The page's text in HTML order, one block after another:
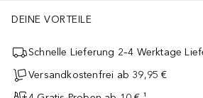
DEINE VORTEILE
Schnelle Lieferung 2–4 Werktage
Versandkostenfrei ab 39,95 €